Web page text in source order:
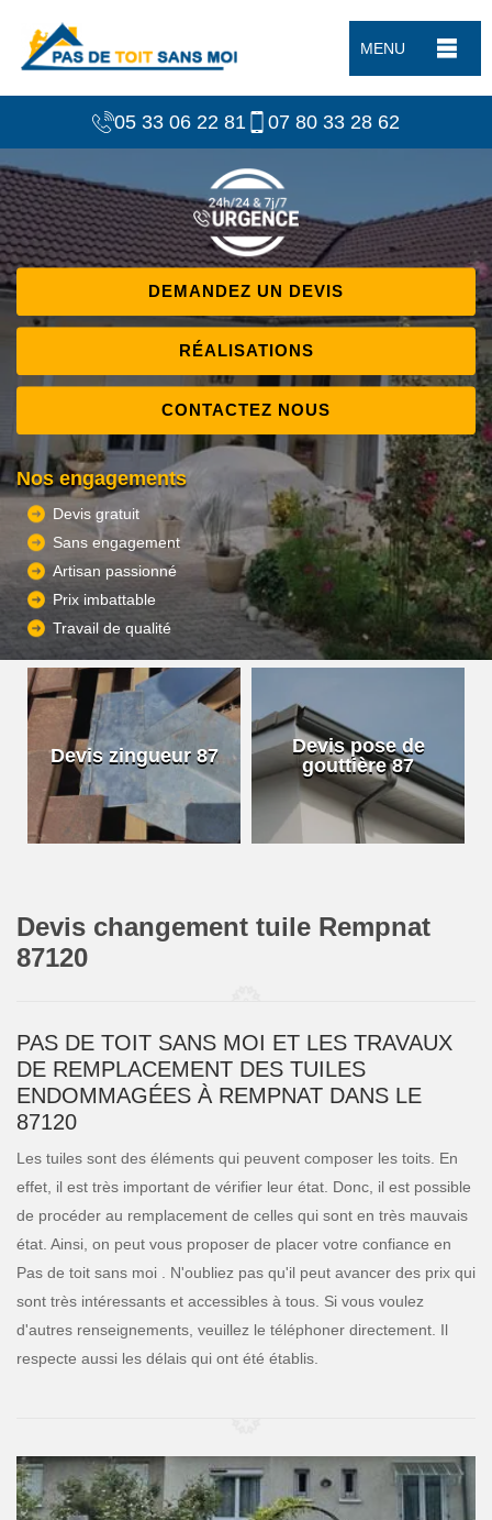
MENU
05 33 06 22 81 07 80 33 28 62
DEMANDEZ UN DEVIS
RÉALISATIONS
CONTACTEZ NOUS
Nos engagements
Devis gratuit
Sans engagement
Artisan passionné
Prix imbattable
Travail de qualité
Devis zingueur 87
Devis pose de
gouttière 87
Devis changement tuile Rempnat
87120
PAS DE TOIT SANS MOI ET LES TRAVAUX
DE REMPLACEMENT DES TUILES
ENDOMMAGÉES À REMPNAT DANS LE
87120
Les tuiles sont des éléments qui peuvent composer les toits. En
effet, il est très important de vérifier leur état. Donc, il est possible
de procéder au remplacement de celles qui sont en très mauvais
état. Ainsi, on peut vous proposer de placer votre confiance en
Pas de toit sans moi . N'oubliez pas qu'il peut avancer des prix qui
sont très intéressants et accessibles à tous. Si vous voulez
d'autres renseignements, veuillez le téléphoner directement. Il
respecte aussi les délais qui ont été établis.